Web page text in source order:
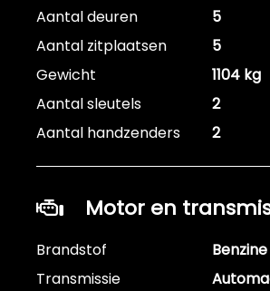
Aantal deuren
5
Aantal zitplaatsen
5
Gewicht
1104 kg
Aantal sleutels
2
Aantal handzenders
2
Motor en
Brandstof
Benzine
Transmissie